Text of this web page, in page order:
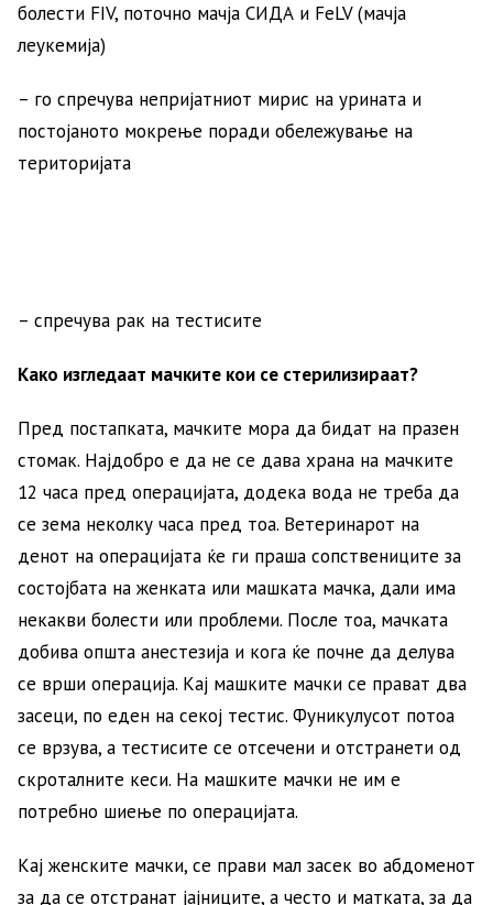
болести FIV, поточно мачја СИДА и FeLV (мачја
леукемија)
– го спречува непријатниот мирис на урината и
постојаното мокрење поради обележување на
територијата
– спречува рак на тестисите
Како изгледаат мачките кои се стерилизираат?
Пред постапката, мачките мора да бидат на празен
стомак. Најдобро е да не се дава храна на мачките
12 часа пред операцијата, додека вода не треба да
се зема неколку часа пред тоа. Ветеринарот на
денот на операцијата ќе ги праша сопствениците за
состојбата на женката или машката мачка, дали има
некакви болести или проблеми. После тоа, мачката
добива општа анестезија и кога ќе почне да делува
се врши операција. Кај машките мачки се прават два
засеци, по еден на секој тестис. Фуникулусот потоа
се врзува, а тестисите се отсечени и отстранети од
скроталните кеси. На машките мачки не им е
потребно шиење по операцијата.
Кај женските мачки, се прави мал засек во абдоменот
за да се отстранат јајниците, а често и матката, за да